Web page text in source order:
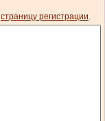
страницу регистрации.